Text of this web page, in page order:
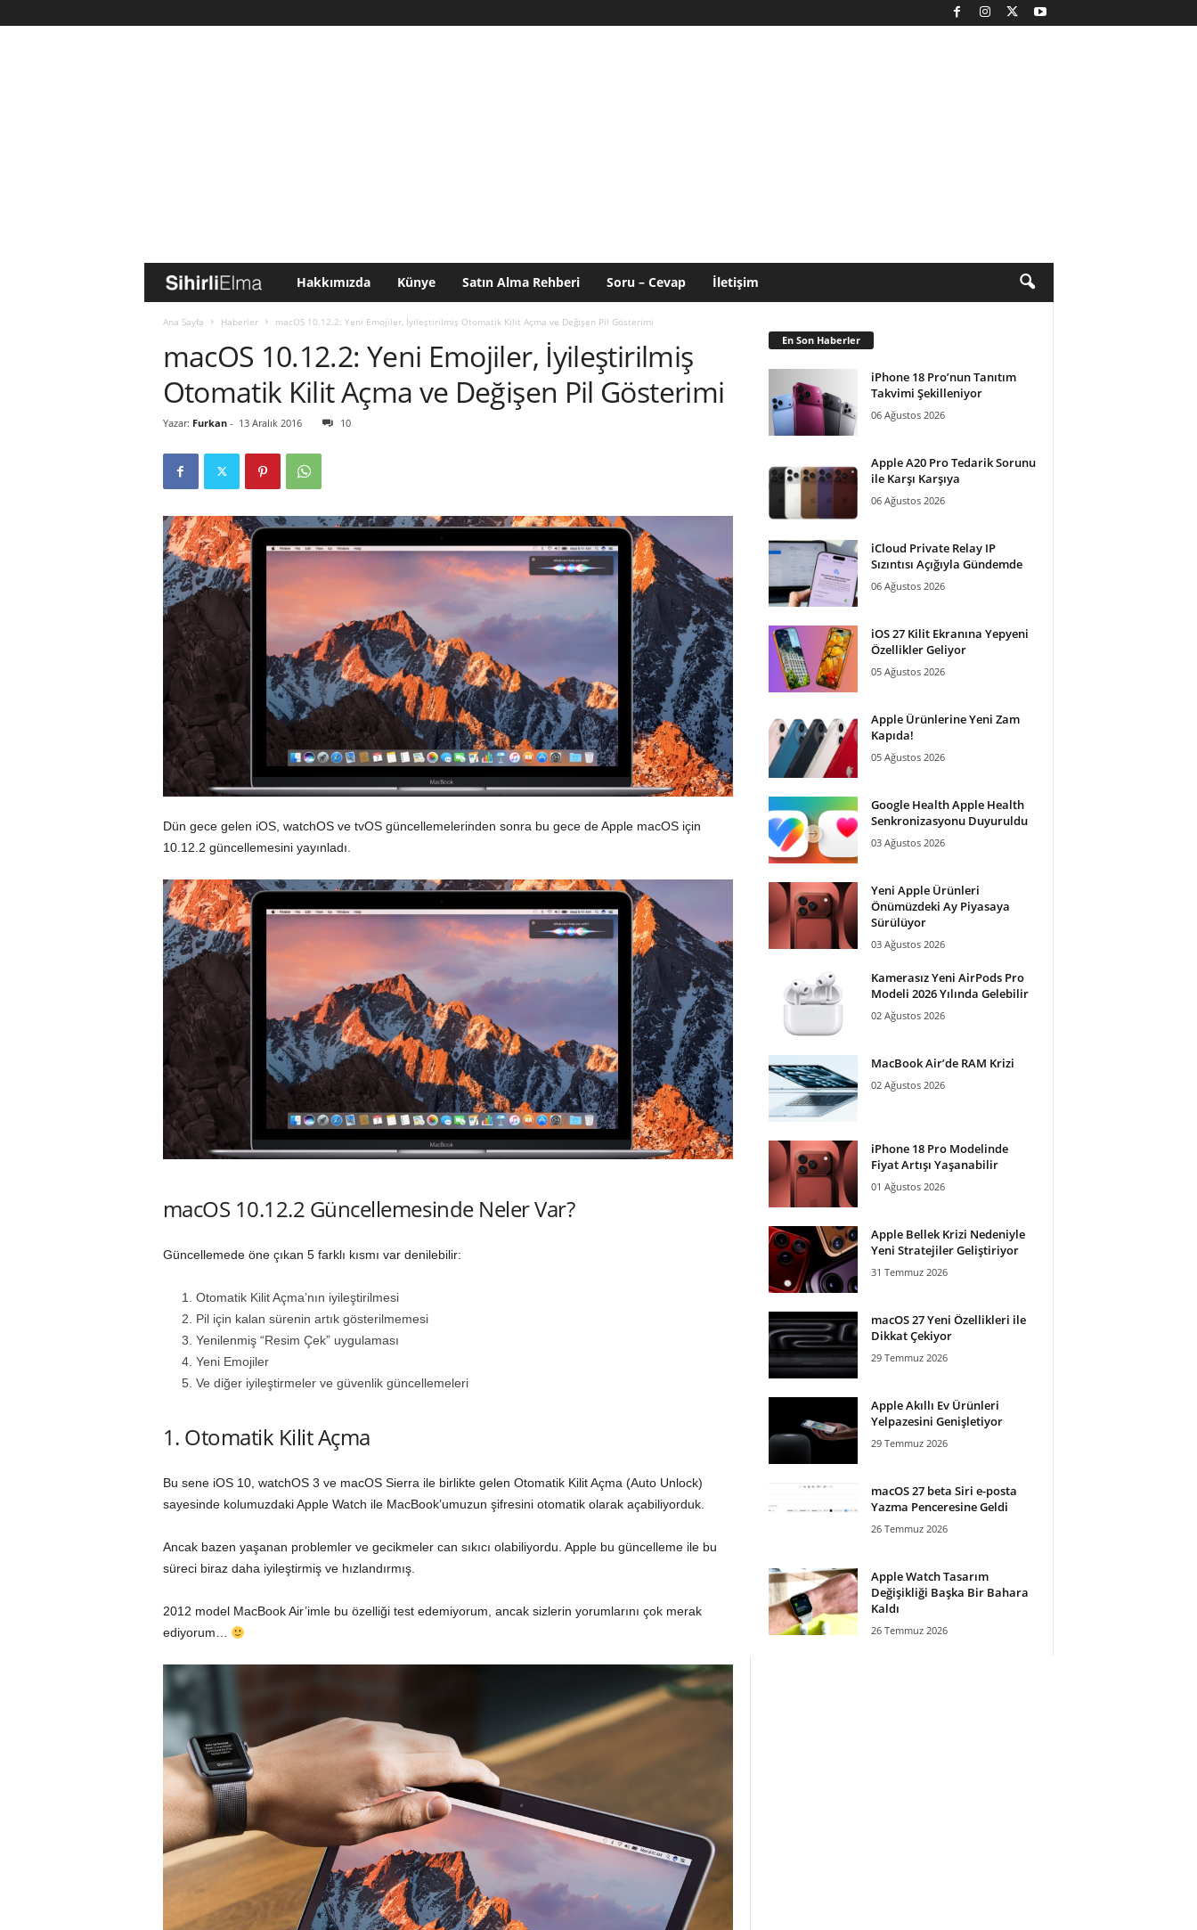
i
h
i
E
m
a
Hakkımızda Künye Satın Alma Rehberi Soru – Cevap İletişim
Ana Sayfa Haberler macOS 10.12.2: Yeni Emojiler, İyileştirilmiş Otomatik Kilit Açma ve Değişen Pil Gösterimi
macOS 10.12.2: Yeni Emojiler, İyileştirilmiş
Otomatik Kilit Açma ve Değişen Pil Gösterimi
Yazar: Furkan- 13 Aralık 2016 10
Dün gece gelen iOS, watchOS ve tvOS güncellemelerinden sonra bu gece de Apple macOS için
10.12.2 güncellemesini yayınladı.
macOS 10.12.2 Güncellemesinde Neler Var?
Güncellemede öne çıkan 5 farklı kısmı var denilebilir:
Otomatik Kilit Açma’nın iyileştirilmesi
Pil için kalan sürenin artık gösterilmemesi
Yenilenmiş “Resim Çek” uygulaması
Yeni Emojiler
Ve diğer iyileştirmeler ve güvenlik güncellemeleri
1. Otomatik Kilit Açma
Bu sene iOS 10, watchOS 3 ve macOS Sierra ile birlikte gelen Otomatik Kilit Açma (Auto Unlock)
sayesinde kolumuzdaki Apple Watch ile MacBook’umuzun şifresini otomatik olarak açabiliyorduk.
Ancak bazen yaşanan problemler ve gecikmeler can sıkıcı olabiliyordu. Apple bu güncelleme ile bu
süreci biraz daha iyileştirmiş ve hızlandırmış.
2012 model MacBook Air’imle bu özelliği test edemiyorum, ancak sizlerin yorumlarını çok merak
ediyorum…
En Son Haberler
iPhone 18 Pro’nun Tanıtım
Takvimi Şekilleniyor
06 Ağustos 2026
Apple A20 Pro Tedarik Sorunu
ile Karşı Karşıya
06 Ağustos 2026
iCloud Private Relay IP
Sızıntısı Açığıyla Gündemde
06 Ağustos 2026
iOS 27 Kilit Ekranına Yepyeni
Özellikler Geliyor
05 Ağustos 2026
Apple Ürünlerine Yeni Zam
Kapıda!
05 Ağustos 2026
Google Health Apple Health
Senkronizasyonu Duyuruldu
03 Ağustos 2026
Yeni Apple Ürünleri
Önümüzdeki Ay Piyasaya
Sürülüyor
03 Ağustos 2026
Kamerasız Yeni AirPods Pro
Modeli 2026 Yılında Gelebilir
02 Ağustos 2026
MacBook Air’de RAM Krizi
02 Ağustos 2026
iPhone 18 Pro Modelinde
Fiyat Artışı Yaşanabilir
01 Ağustos 2026
Apple Bellek Krizi Nedeniyle
Yeni Stratejiler Geliştiriyor
31 Temmuz 2026
macOS 27 Yeni Özellikleri ile
Dikkat Çekiyor
29 Temmuz 2026
Apple Akıllı Ev Ürünleri
Yelpazesini Genişletiyor
29 Temmuz 2026
macOS 27 beta Siri e-posta
Yazma Penceresine Geldi
26 Temmuz 2026
Apple Watch Tasarım
Değişikliği Başka Bir Bahara
Kaldı
26 Temmuz 2026